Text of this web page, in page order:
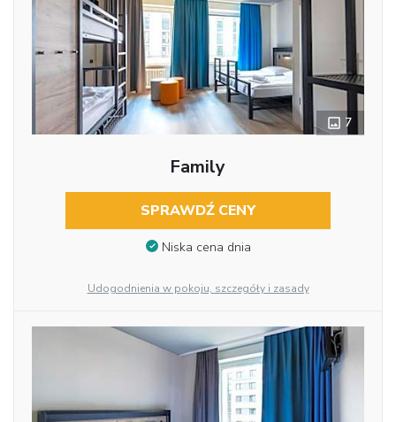
7
Family
SPRAWDŹ CENY
Niska cena dnia
Udogodnienia w pokoju, szczegóły i zasady